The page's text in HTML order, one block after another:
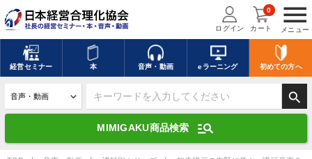
menu
メニュー
ログイン カート
0
経営セミナー 本 音声・動画 eラーニング 初めての方へ
search
MIMIGAKU商品検索 manage_search
キーワードを入力して探す
デジタル版対応のみ検索結果に表示する